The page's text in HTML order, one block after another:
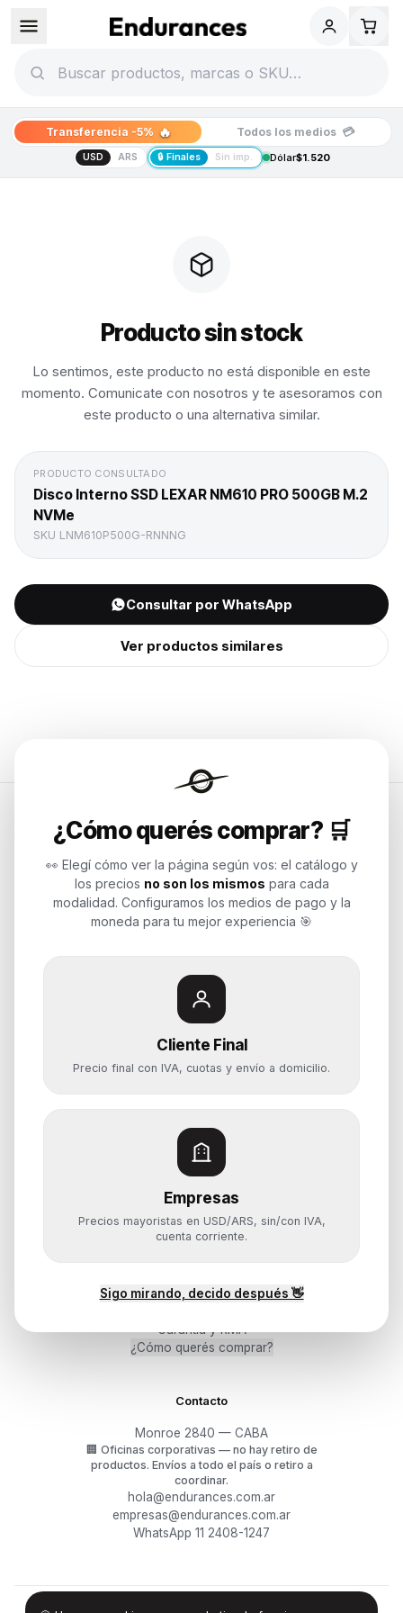
Transferencia -5% 🔥 Todos los medios 💳
USD ARS 🔒 Finales Sin imp. Dólar$1.520
Producto sin stock
Lo sentimos, este producto no está disponible en este
momento. Comunicate con nosotros y te asesoramos con
este producto o una alternativa similar.
PRODUCTO CONSULTADO
Disco Interno SSD LEXAR NM610 PRO 500GB M.2
NVMe
SKU LNM610P500G-RNNNG
Consultar por WhatsApp
Ver productos similares
¿Cómo querés comprar? 🛒
👀 Elegí cómo ver la página según vos: el catálogo y
los precios no son los mismos para cada
modalidad. Configuramos los medios de pago y la
moneda para tu mejor experiencia 🎯
Cliente Final
Precio final con IVA, cuotas y envío a domicilio.
Empresas
Precios mayoristas en USD/ARS, sin/con IVA,
cuenta corriente.
Sigo mirando, decido después 👋
Soluciones de tecnología para
empresas, revendedores y personas.
Potenciamos tu mundo.
Time to work
Categorías
Notebooks
Servidores y NAS
Componentes
Monitores y Pantallas
Ayuda
Mis pedidos
Garantía y RMA
¿Cómo querés comprar?
Contacto
Monroe 2840 — CABA
🏢 Oficinas corporativas — no hay retiro de
productos. Envíos a todo el país o retiro a
coordinar.
hola@endurances.com.ar
empresas@endurances.com.ar
WhatsApp 11 2408-1247